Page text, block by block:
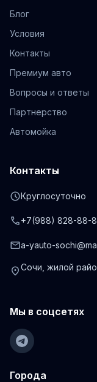
Блог
Условия
Контакты
Премиум авто
Вопросы и ответы
Партнерство
Автомойка
Контакты
scheduleКруглосуточно
phone+7(988) 828-88-
maila-yauto-
location_onСочи, жилой
Мы в соцсетях
Города